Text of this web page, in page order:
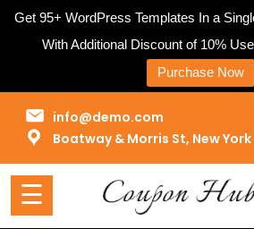
Get 95+ WordPress Templates In a
With Additional Discount of 10%
Purchase Now
content
info@demo.com
Boatway & Morris St, New York
Home
Blog
Page
Contact
☰